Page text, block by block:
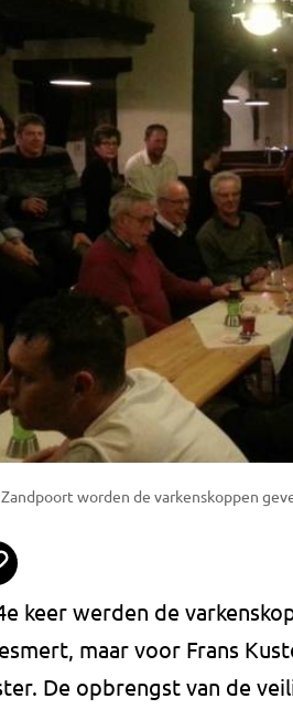
worden de varkenskoppen
keer werden de
maar voor Frans
De opbrengst van de